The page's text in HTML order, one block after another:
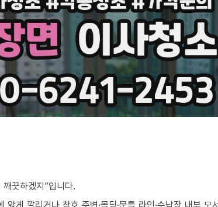
끗하겠지”입니다.